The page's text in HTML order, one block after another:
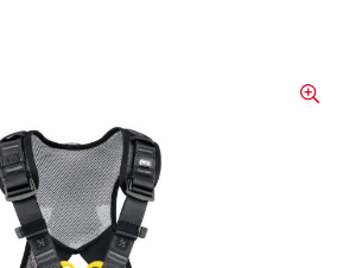
Easyfit